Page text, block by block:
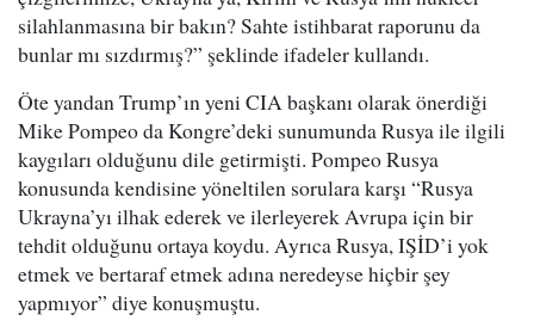
silahlanmasına bir bakın? Sahte istihbarat raporunu da
bunlar mı sızdırmış?” şeklinde ifadeler kullandı.
Öte yandan Trump’ın yeni CIA başkanı olarak önerdiği
Mike Pompeo da Kongre’deki sunumunda Rusya ile ilgili
kaygıları olduğunu dile getirmişti. Pompeo Rusya
konusunda kendisine yöneltilen sorulara karşı “Rusya
Ukrayna’yı ilhak ederek ve ilerleyerek Avrupa için bir
tehdit olduğunu ortaya koydu. Ayrıca Rusya, IŞİD’i yok
etmek ve bertaraf etmek adına neredeyse hiçbir şey
yapmıyor” diye konuşmuştu.